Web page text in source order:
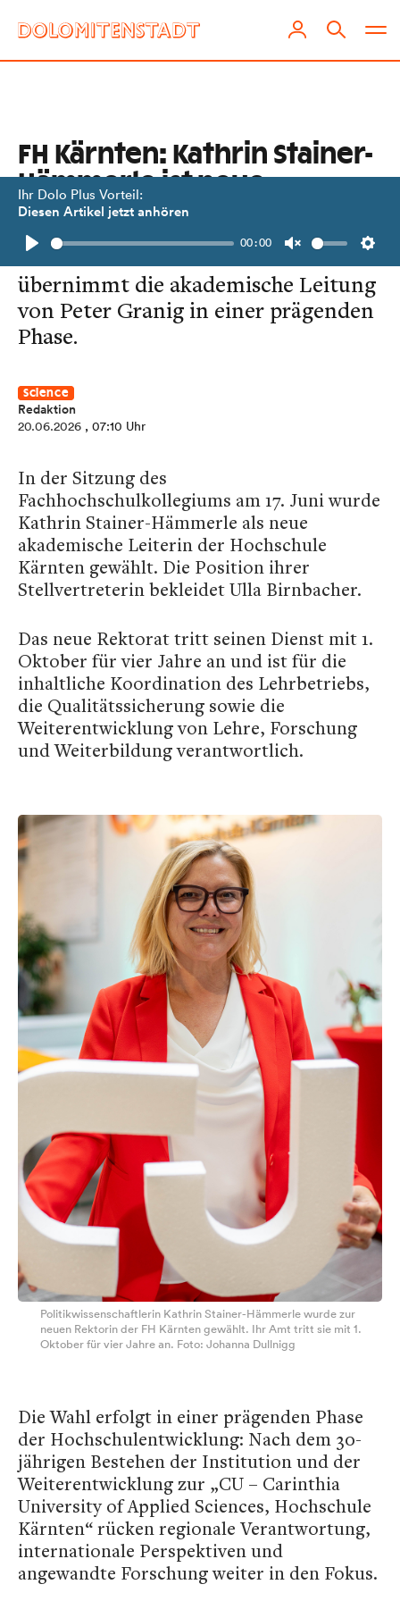
Ihr Dolo Plus Vorteil:
Diesen Artikel jetzt anhören
Play
00:00
Unmute
FH Kärnten: Kathrin Stainer-
Hämmerle ist neue
Rektorin
Die Politikwissenschaftlerin
übernimmt die akademische Leitung
von Peter Granig in einer prägenden
Phase.
Science
Redaktion
20.06.2026 , 07:10 Uhr
In der Sitzung des
Fachhochschulkollegiums am 17. Juni wurde
Kathrin Stainer-Hämmerle als neue
akademische Leiterin der Hochschule
Kärnten gewählt. Die Position ihrer
Stellvertreterin bekleidet Ulla Birnbacher.
Das neue Rektorat tritt seinen Dienst mit 1.
Oktober für vier Jahre an und ist für die
inhaltliche Koordination des Lehrbetriebs,
die Qualitätssicherung sowie die
Weiterentwicklung von Lehre, Forschung
und Weiterbildung verantwortlich.
Politikwissenschaftlerin Kathrin Stainer-Hämmerle wurde zur
neuen Rektorin der FH Kärnten gewählt. Ihr Amt tritt sie mit 1.
Oktober für vier Jahre an. Foto: Johanna Dullnigg
Die Wahl erfolgt in einer prägenden Phase
der Hochschulentwicklung: Nach dem 30-
jährigen Bestehen der Institution und der
Weiterentwicklung zur „CU – Carinthia
University of Applied Sciences, Hochschule
Kärnten“ rücken regionale Verantwortung,
internationale Perspektiven und
angewandte Forschung weiter in den Fokus.